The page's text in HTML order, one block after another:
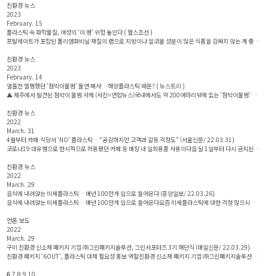
평..
친환경 뉴스
2023
February. 15
플라스틱 속 화학물질, 여성의 ‘이 병’ 위험 높인다 ( 헬스조선 )
프탈레이트가 포함된 폴리염화비닐 재질의 랩으로 지방이나 알코올 성분이 많은 식품을 감싸지 않는 게 좋
구 결과가 ..
친환경 뉴스
2023
February. 14
열흘전 멀쩡했던 '점박이물범' 돌연 폐사…해양플라스틱 때문? ( 뉴스트리 )
▲ 제주에서 발견된 점박이 물범 사체 (사진=연합뉴스)국내에서도 약 200여마리밖에 없는 '점박이물범'이
박이..
친환경 뉴스
2022
March. 31
4월부터 카페·식당서 ‘NO’ 플라스틱…“공감하지만 고객과 갈등 걱정도” (서울신문/ 22.03.31)
코로나19 대유행으로 한시적으로 허용됐던 카페 등 매장 내 일회용품 사용이다음 달 1일부터 다시 금지된다
를 입는..
친환경 뉴스
2022
March. 29
음식에 내려앉는 미세플라스틱…매년 100만개 입으로 들어온다 (중앙일보/ 22.03.26)
음식에 내려앉는 미세플라스틱…매년 100만개 입으로 들어온다요즘 미세플라스틱에 대한 걱정 많으시죠?
사..
언론 보도
2022
March. 29
구미 친환경 신소재 패키지 기업 ㈜그린패키지솔루션, 그린서포터즈 3기 해단식 (매일신문/ 22.03.29)
친환경 패키지 '6OUT', 플라스틱 대체 필요성 홍보 역할친환경 신소재 패키지 기업 ㈜그린패키지솔루션의
지..
6 7 8 9 10